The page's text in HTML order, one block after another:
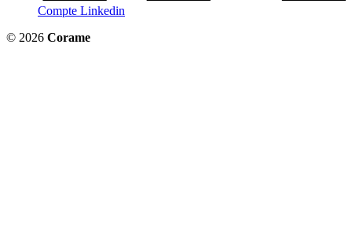
Compte Linkedin
© 2026 Corame